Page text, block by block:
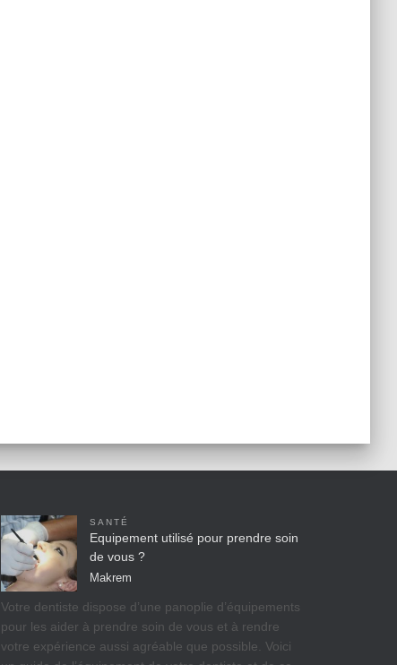
SANTÉ
Equipement utilisé pour prendre soin
de vous ?
Makrem
Votre dentiste dispose d’une panoplie d’équipements
pour les aider à prendre soin de vous et à rendre
votre expérience aussi agréable que possible. Voici